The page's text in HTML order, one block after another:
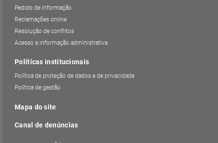
Pedido de informação
Reclamações online
Resolução de conflitos
Acesso a informação administrativa
Políticas institucionais
Política de proteção de dados e de privacidade
Política de gestão
Mapa do site
Canal de denúncias